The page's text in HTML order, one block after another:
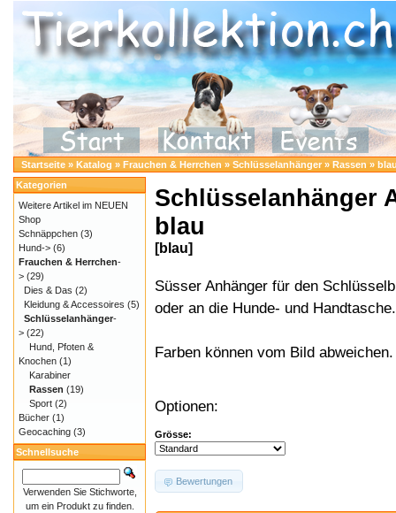
Startseite » Katalog » Frauchen & Herrchen » Schlüsselanhänger» Rassen »
Schlüsselanhänger
blau
[blau]
Süsser Anhänger für den
oder an die Hunde- und Handtasche.
Farben können vom Bild abweichen.
Optionen:
Grösse:
Bewertungen
Kategorien
Weitere Artikel im NEUEN
Shop
Schnäppchen (3)
Hund-> (6)
Frauchen & Herrchen-
> (29)
Dies & Das (2)
Kleidung & Accessoires (5)
Schlüsselanhänger-
> (22)
Hund, Pfoten &
Knochen (1)
Karabiner
Rassen (19)
Sport (2)
Bücher (1)
Geocaching (3)
Schnellsuche
Verwenden Sie Stichworte,
um ein Produkt zu finden.